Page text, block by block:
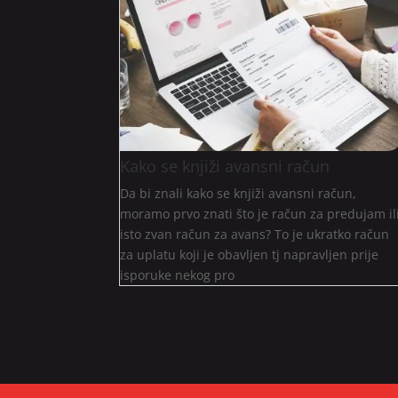
Kako se knjiži avansni račun
Da bi znali kako se knjiži avansni račun,
moramo prvo znati što je račun za predujam
isto zvan račun za avans? To je ukratko račun
za uplatu koji je obavljen tj napravljen prije
isporuke nekog pro